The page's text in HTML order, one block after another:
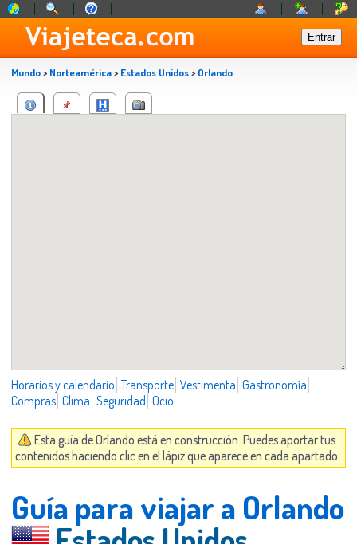
Mundo> Norteamérica> Estados Unidos> Orlando
Horarios y calendario Transporte Vestimenta Gastronomía
Compras Clima Seguridad Ocio
Esta guía de Orlando está en construcción. Puedes aportar tus
contenidos haciendo clic en el lápiz que aparece en cada apartado.
Guía para viajar a Orlando